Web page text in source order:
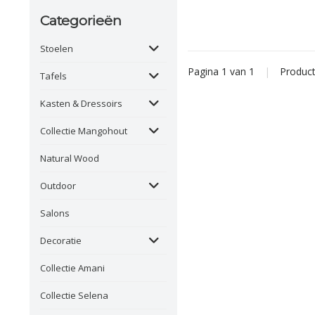
Categorieën
Stoelen
Tafels
Kasten & Dressoirs
Collectie Mangohout
Natural Wood
Outdoor
Salons
Decoratie
Collectie Amani
Collectie Selena
Pagina 1 van 1 |